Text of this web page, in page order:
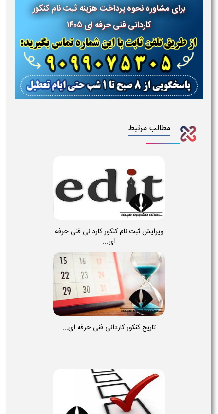
برای مشاوره نحوه پرداخت هزینه ثبت نام کنکور
کاردانی فنی حرفه ای ۱۴۰۵
مطالب مرتبط
ویرایش ثبت نام کنکور کاردانی فنی حرفه
ای...
تاریخ کنکور کاردانی فنی حرفه ای...